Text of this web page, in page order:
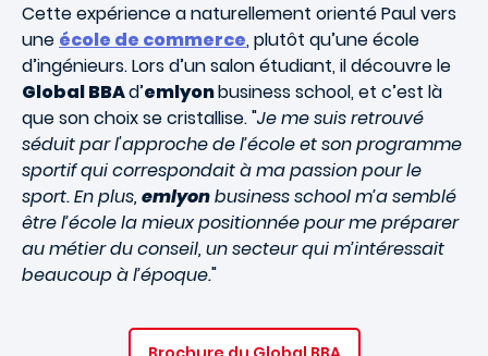
Cette expérience a naturellement orienté Paul vers
une école de commerce, plutôt qu’une école
d’ingénieurs. Lors d’un salon étudiant, il découvre le
Global BBAd’emlyonbusiness school, et c’est là
que son choix se cristallise. "Je me suis retrouvé
séduit par l'approche de l’école et son programme
sportif qui correspondait à ma passion pour le
sport. En plus, emlyonbusiness school m’a semblé
être l’école la mieux positionnée pour me préparer
au métier du conseil, un secteur qui m’intéressait
beaucoup à l’époque."